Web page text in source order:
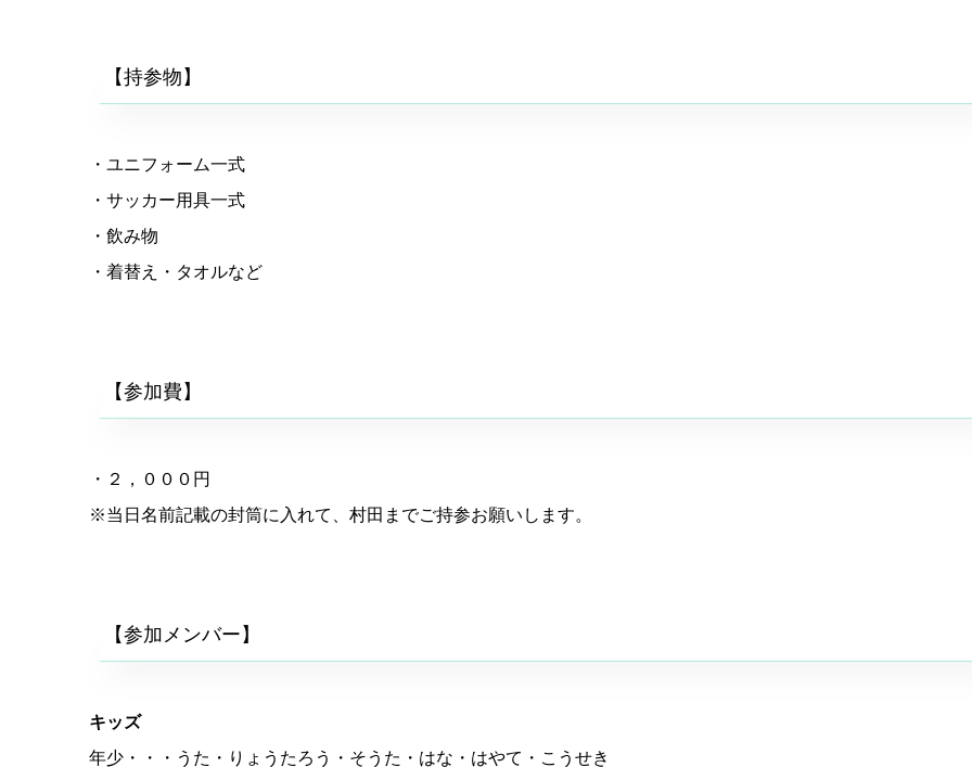
【持参物】
・ユニフォーム一式
・サッカー用具一式
・飲み物
・着替え・タオルなど
【参加費】
・２，０００円
※当日名前記載の封筒に入れて、村田までご持参お願いします。
【参加メンバー】
キッズ
年少・・・うた・りょうたろう・そうた・はな・はやて・こうせき